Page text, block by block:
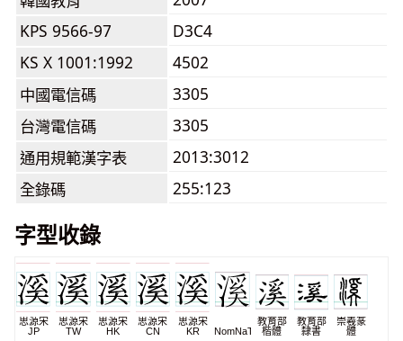
KPS 9566-97
D3C4
KS X 1001:1992
4502
中國電信碼
3305
台灣電信碼
3305
通用規範漢字表
2013:3012
全錄碼
255:123
字型收錄
思源宋
JP
思源宋
TW
思源宋
HK
思源宋
CN
思源宋
KR
NomNaTong
教育部
楷體
教育部
隸書
崇羲篆
體